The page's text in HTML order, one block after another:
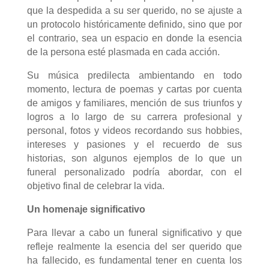
que la despedida a su ser querido, no se ajuste a
un protocolo históricamente definido, sino que por
el contrario, sea un espacio en donde la esencia
de la persona esté plasmada en cada acción.
Su música predilecta ambientando en todo
momento, lectura de poemas y cartas por cuenta
de amigos y familiares, mención de sus triunfos y
logros a lo largo de su carrera profesional y
personal, fotos y videos recordando sus hobbies,
intereses y pasiones y el recuerdo de sus
historias, son algunos ejemplos de lo que un
funeral personalizado podría abordar, con el
objetivo final de celebrar la vida.
Un homenaje significativo
Para llevar a cabo un funeral significativo y que
refleje realmente la esencia del ser querido que
ha fallecido, es fundamental tener en cuenta los